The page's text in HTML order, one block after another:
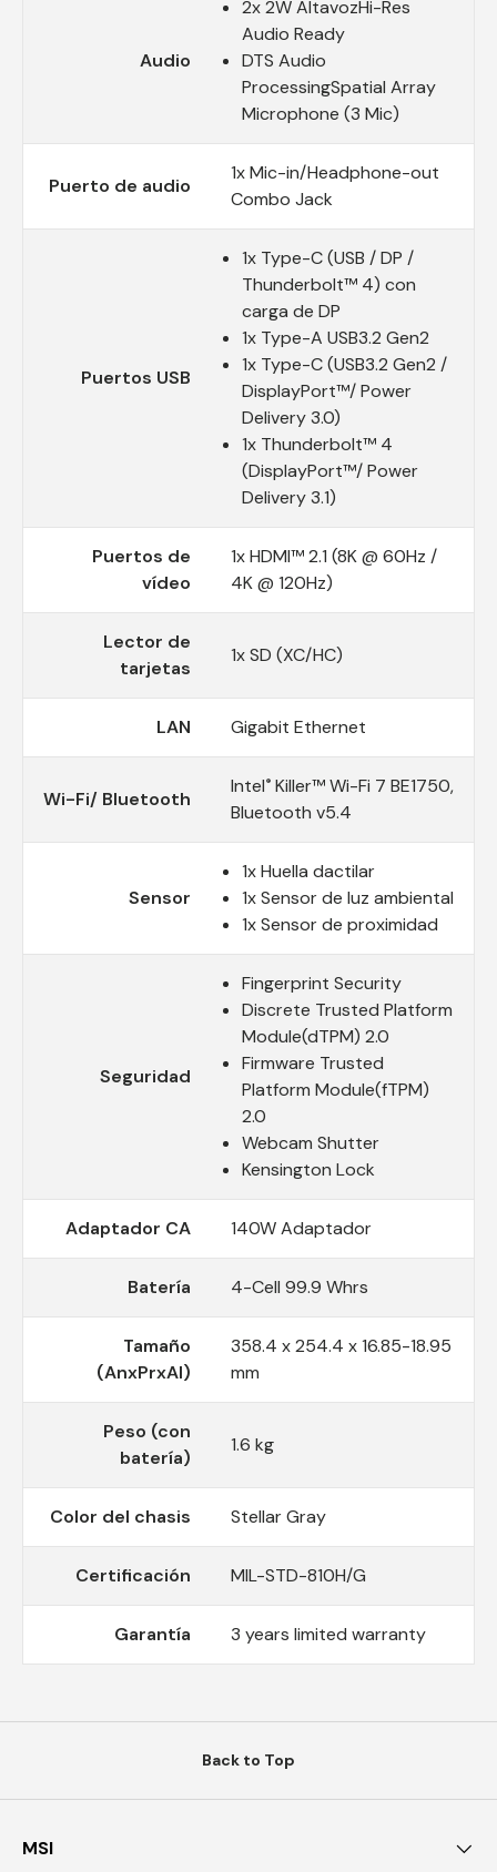
Audio
2x 2W AltavozHi-Res
Audio Ready
DTS Audio
ProcessingSpatial Array
Microphone (3 Mic)
Puerto de audio
1x Mic-in/Headphone-out
Combo Jack
Puertos USB
1x Type-C (USB / DP /
Thunderbolt™ 4) con
carga de DP
1x Type-A USB3.2 Gen2
1x Type-C (USB3.2 Gen2 /
DisplayPort™/ Power
Delivery 3.0)
1x Thunderbolt™ 4
(DisplayPort™/ Power
Delivery 3.1)
Puertos de
vídeo
1x HDMI™ 2.1 (8K @ 60Hz /
4K @ 120Hz)
Lector de
tarjetas
1x SD (XC/HC)
LAN Gigabit Ethernet
Wi-Fi/ Bluetooth
Intel® Killer™ Wi-Fi 7 BE1750,
Bluetooth v5.4
Sensor
1x Huella dactilar
1x Sensor de luz ambiental
1x Sensor de proximidad
Seguridad
Fingerprint Security
Discrete Trusted Platform
Module(dTPM) 2.0
Firmware Trusted
Platform Module(fTPM)
2.0
Webcam Shutter
Kensington Lock
Adaptador CA 140W Adaptador
Batería 4-Cell 99.9 Whrs
Tamaño
(AnxPrxAl)
358.4 x 254.4 x 16.85-18.95
mm
Peso (con
batería)
1.6 kg
Color del chasis Stellar Gray
Certificación MIL-STD-810H/G
Garantía 3 years limited warranty
Back to Top
MSI